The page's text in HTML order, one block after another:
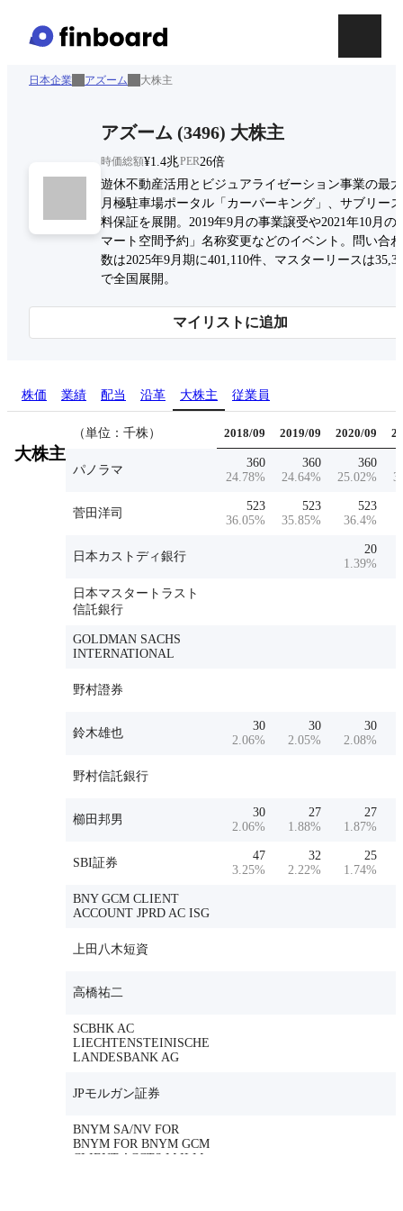
日本企業 アズーム 大株主
アズーム (3496) 大株主
時価総額¥1.4兆PER26倍
遊休不動産活用とビジュアライゼーション事業の最
月極駐車場ポータル「カーパーキング」、サブリー
料保証を展開。2019年9月の事業譲受や2021年10月の
マート空間予約」名称変更などのイベント。問い合
数は2025年9月期に401,110件、マスターリースは
で全国展開。
マイリストに追加
株価 業績 配当 沿革 大株主 従業員
大株主
（単位：千株） 2018/09 2019/09 2020/09
パノラマ
360
24.78%
360
24.64%
360
25.02%
菅田洋司
523
36.05%
523
35.85%
523
36.4%
日本カストディ銀行
20
1.39%
日本マスタートラスト
信託銀行
GOLDMAN SACHS
INTERNATIONAL
野村證券
鈴木雄也
30
2.06%
30
2.05%
30
2.08%
野村信託銀行
櫛田邦男
30
2.06%
27
1.88%
27
1.87%
SBI証券
47
3.25%
32
2.22%
25
1.74%
BNY GCM CLIENT
ACCOUNT JPRD AC ISG
上田八木短資
高橋祐二
SCBHK AC
LIECHTENSTEINISCHE
LANDESBANK AG
JPモルガン証券
BNYM SA/NV FOR
BNYM FOR BNYM GCM
CLIENT ACCTS M ILM